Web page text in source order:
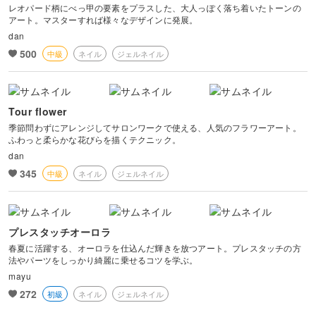
レオパード柄にべっ甲の要素をプラスした、大人っぽく落ち着いたトーンの
アート。マスターすれば様々なデザインに発展。
dan
500 中級 ネイル ジェルネイル
Tour flower
季節問わずにアレンジしてサロンワークで使える、人気のフラワーアート。
ふわっと柔らかな花びらを描くテクニック。
dan
345 中級 ネイル ジェルネイル
プレスタッチオーロラ
春夏に活躍する、オーロラを仕込んだ輝きを放つアート。プレスタッチの方
法やパーツをしっかり綺麗に乗せるコツを学ぶ。
mayu
272 初級 ネイル ジェルネイル